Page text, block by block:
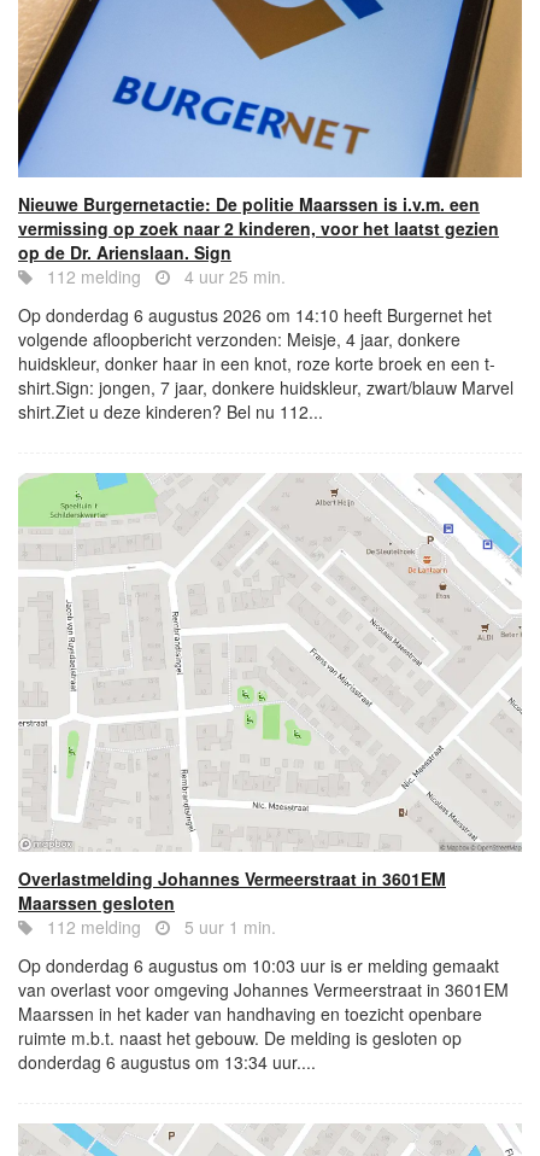
Nieuwe Burgernetactie: De politie Maarssen is i.v.m. een
vermissing op zoek naar 2 kinderen, voor het laatst gezien
op de Dr. Arienslaan. Sign
112 melding
4 uur 25 min.
Op donderdag 6 augustus 2026 om 14:10 heeft Burgernet het
volgende afloopbericht verzonden: Meisje, 4 jaar, donkere
huidskleur, donker haar in een knot, roze korte broek en een t-
shirt.Sign: jongen, 7 jaar, donkere huidskleur, zwart/blauw Marvel
shirt.Ziet u deze kinderen? Bel nu 112...
Overlastmelding Johannes Vermeerstraat in 3601EM
Maarssen gesloten
112 melding
5 uur 1 min.
Op donderdag 6 augustus om 10:03 uur is er melding gemaakt
van overlast voor omgeving Johannes Vermeerstraat in 3601EM
Maarssen in het kader van handhaving en toezicht openbare
ruimte m.b.t. naast het gebouw. De melding is gesloten op
donderdag 6 augustus om 13:34 uur....